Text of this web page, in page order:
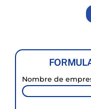
Nombre de